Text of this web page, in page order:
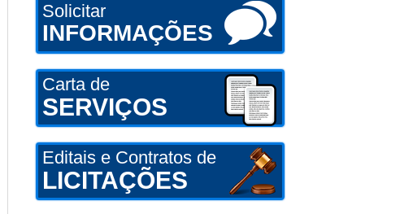
Solicitar
INFORMAÇÕES
Carta de
SERVIÇOS
Editais e Contratos de
LICITAÇÕES